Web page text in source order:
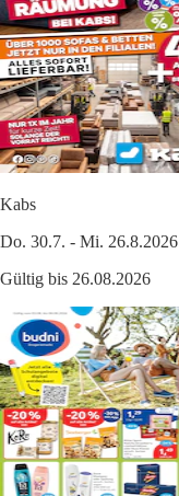
Kabs
Do. 30.7. - Mi. 26.8.2026
Gültig bis 26.08.2026